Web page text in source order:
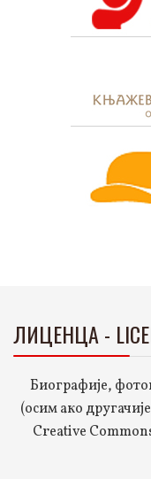
ЛИЦЕНЦА -
Биографије,
(осим ако
Creative